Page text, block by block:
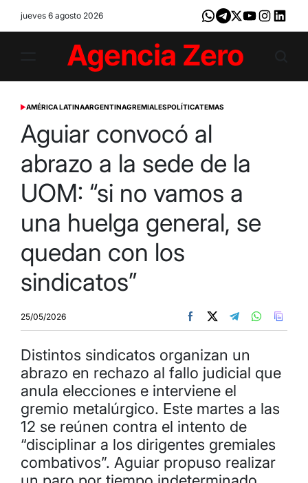
jueves 6 agosto 2026 Whatsapp
Telegram
X YoutubeInstagram
Zero
POSTED
AMÉRICA LATINAARGENTINAGREMIALESPOLÍTICATEMAS
Aguiar convocó al
abrazo a la sede de la
UOM: “si no vamos a
una huelga general, se
quedan con los
sindicatos”
25/05/2026
Distintos sindicatos organizan un
abrazo en rechazo al fallo judicial que
anula elecciones e interviene el
gremio metalúrgico. Este martes a las
12 se reúnen contra el intento de
“disciplinar a los dirigentes gremiales
combativos”. Aguiar propuso realizar